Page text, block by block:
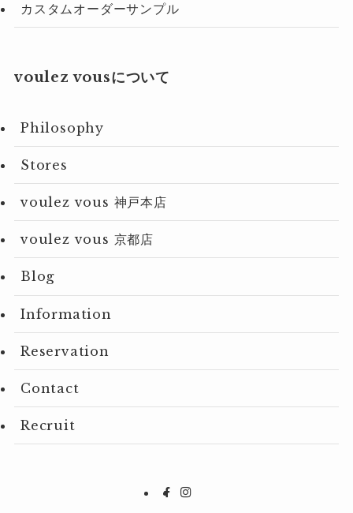
カスタムオーダーサンプル
voulez vousについて
Philosophy
Stores
voulez vous 神戸本店
voulez vous 京都店
Blog
Information
Reservation
Contact
Recruit